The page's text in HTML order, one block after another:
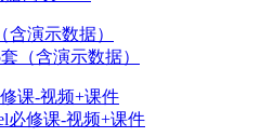
（含演示数据）
必修课-视频+课件